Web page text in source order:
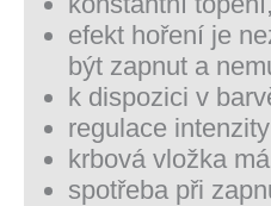
efekt hoření je
být zapnut a
k dispozici v
regulace
krbová vložka
spotřeba při